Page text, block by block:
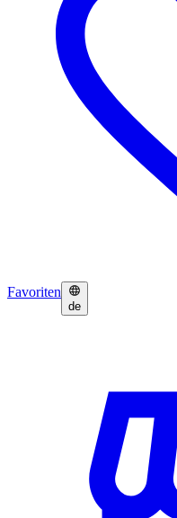
Favoriten
de